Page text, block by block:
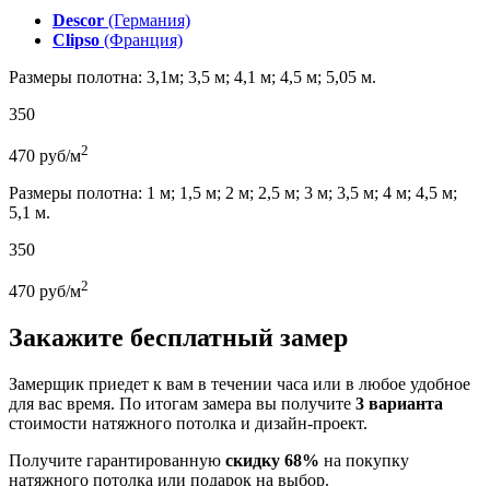
Descor (Германия)
Clipso (Франция)
Размеры полотна: 3,1м; 3,5 м; 4,1 м; 4,5 м; 5,05 м.
350
470 руб/м2
Размеры полотна: 1 м; 1,5 м; 2 м; 2,5 м; 3 м; 3,5 м; 4 м; 4,5 м;
5,1 м.
350
470 руб/м2
Закажите бесплатный замер
Замерщик приедет к вам в течении часа или в любое удобное
для вас время. По итогам замера вы получите 3 варианта
стоимости натяжного потолка и дизайн-проект.
Получите гарантированную скидку 68% на покупку
натяжного потолка или подарок на выбор.